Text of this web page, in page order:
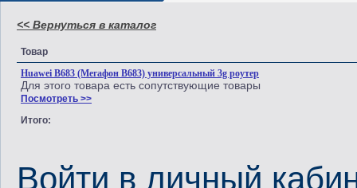
<< Вернуться в каталог
Товар
Huawei B683 (Мегафон B683) универсальный 3g роутер
Для этого товара есть сопутствующие товары
Посмотреть >>
Итого:
Войти в личный